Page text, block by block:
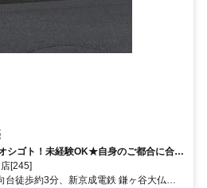
シゴト！未経験OK★自身のご都合に合わ
[245]
台徒歩約3分、新京成電鉄 鎌ヶ谷大仏南